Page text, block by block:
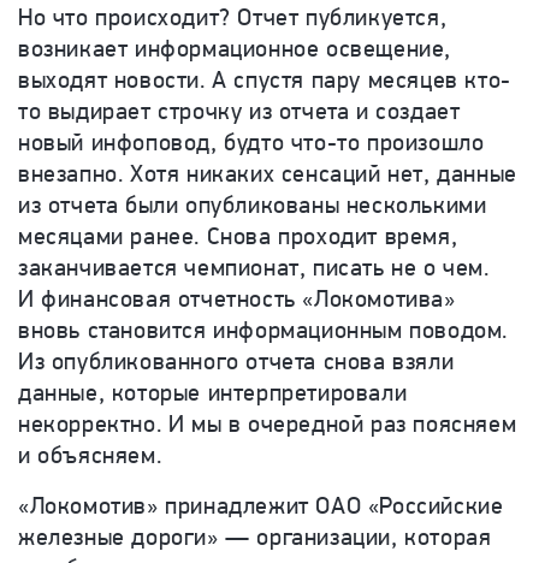
Но что происходит? Отчет публикуется,
возникает информационное освещение,
выходят новости. А спустя пару месяцев кто-
то выдирает строчку из отчета и создает
новый инфоповод, будто что-то произошло
внезапно. Хотя никаких сенсаций нет, данные
из отчета были опубликованы несколькими
месяцами ранее. Снова проходит время,
заканчивается чемпионат, писать не о чем.
И финансовая отчетность «Локомотива»
вновь становится информационным поводом.
Из опубликованного отчета снова взяли
данные, которые интерпретировали
некорректно. И мы в очередной раз поясняем
и объясняем.
«Локомотив» принадлежит ОАО «Российские
железные дороги» — организации, которая